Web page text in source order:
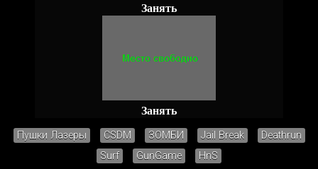
Занять
Занять
Пушки Лазеры CSDM ЗОМБИ Jail Break
Deathrun
Surf
GunGame HnS